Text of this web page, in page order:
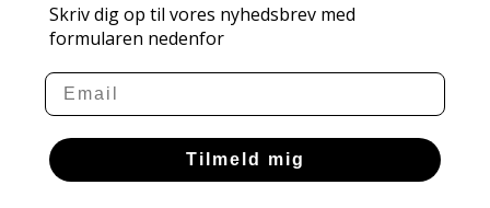
Skriv dig op til vores nyhedsbrev med
formularen nedenfor
Email
Tilmeld mig